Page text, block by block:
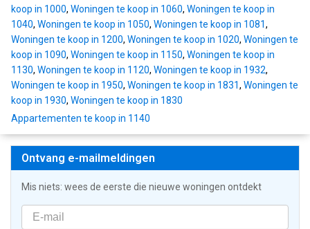
koop in 1000, Woningen te koop in 1060, Woningen te koop in
1040, Woningen te koop in 1050, Woningen te koop in 1081,
Woningen te koop in 1200, Woningen te koop in 1020, Woningen te
koop in 1090, Woningen te koop in 1150, Woningen te koop in
1130, Woningen te koop in 1120, Woningen te koop in 1932,
Woningen te koop in 1950, Woningen te koop in 1831, Woningen te
koop in 1930, Woningen te koop in 1830
Appartementen te koop in 1140
Ontvang e-mailmeldingen
Mis niets: wees de eerste die nieuwe woningen ontdekt